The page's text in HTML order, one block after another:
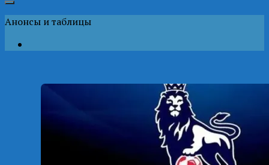
Анонсы и таблицы